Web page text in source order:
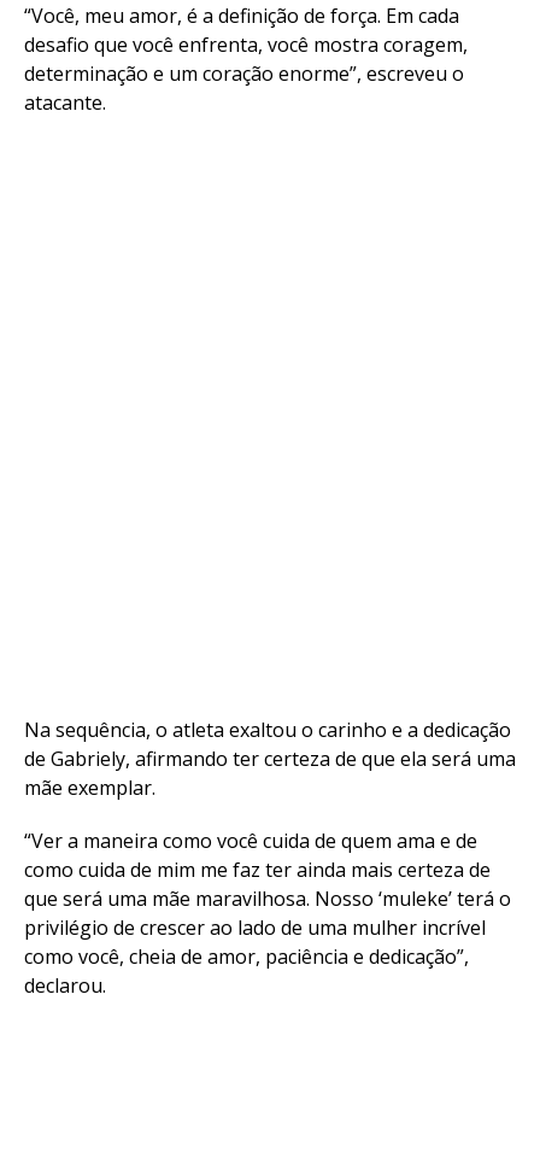
“Você, meu amor, é a definição de força. Em cada
desafio que você enfrenta, você mostra coragem,
determinação e um coração enorme”, escreveu o
atacante.
Na sequência, o atleta exaltou o carinho e a dedicação
de Gabriely, afirmando ter certeza de que ela será uma
mãe exemplar.
“Ver a maneira como você cuida de quem ama e de
como cuida de mim me faz ter ainda mais certeza de
que será uma mãe maravilhosa. Nosso ‘muleke’ terá o
privilégio de crescer ao lado de uma mulher incrível
como você, cheia de amor, paciência e dedicação”,
declarou.
Flipboard
Reddit
Pinterest